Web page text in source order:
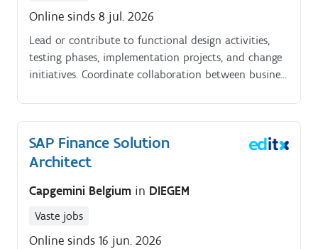
Online sinds 8 jul. 2026
Lead or contribute to functional design activities,
testing phases, implementation projects, and change
initiatives. Coordinate collaboration between business
SAP Finance Solution
Architect
Capgemini Belgium in DIEGEM
Vaste jobs
Online sinds 16 jun. 2026